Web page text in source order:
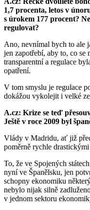
1,7 procenta, letos v
s úrokem 177 procent?
regulovat?
Ano, nevnímal bych to ale
jen zapotřebí, aby to, co
transparentní a regulace
opatření.
V tom smyslu je regulace
dokážou vykolejit i velké
A.cz: Krize se teď
Ještě v roce 2009 byl
Vlády v Madridu, ať již
poměrně rychle
To, že ve Spojených
nyní ve Španělsku, jen
schopny ekonomiku
nebylo nijak silně
v jednom sektoru